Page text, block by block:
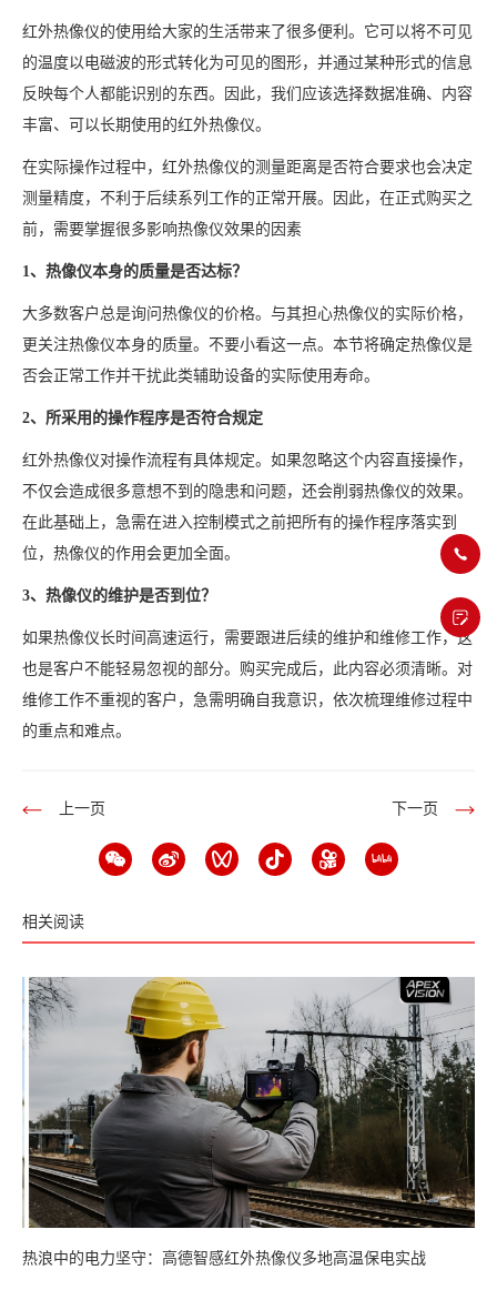
红外热像仪的使用给大家的生活带来了很多便利。它可以将不可见
的温度以电磁波的形式转化为可见的图形，并通过某种形式的信息
反映每个人都能识别的东西。因此，我们应该选择数据准确、内容
丰富、可以长期使用的红外热像仪。
在实际操作过程中，红外热像仪的测量距离是否符合要求也会决定
测量精度，不利于后续系列工作的正常开展。因此，在正式购买之
前，需要掌握很多影响热像仪效果的因素
1、热像仪本身的质量是否达标？
大多数客户总是询问热像仪的价格。与其担心热像仪的实际价格，
更关注热像仪本身的质量。不要小看这一点。本节将确定热像仪是
否会正常工作并干扰此类辅助设备的实际使用寿命。
2、所采用的操作程序是否符合规定
红外热像仪对操作流程有具体规定。如果忽略这个内容直接操作，
不仅会造成很多意想不到的隐患和问题，还会削弱热像仪的效果。
在此基础上，急需在进入控制模式之前把所有的操作程序落实到
位，热像仪的作用会更加全面。
3、热像仪的维护是否到位？
如果热像仪长时间高速运行，需要跟进后续的维护和维修工作，这
也是客户不能轻易忽视的部分。购买完成后，此内容必须清晰。对
维修工作不重视的客户，急需明确自我意识，依次梳理维修过程中
的重点和难点。
上一页 下一页
相关阅读
热浪中的电力坚守：高德智感红外热像仪多地高温保电实战